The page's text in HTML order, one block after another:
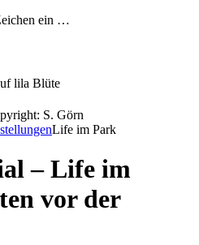
ein …
S. Görn
Life im Park
– Life im
vor der